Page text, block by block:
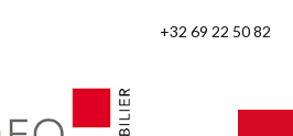
+32 69 22 50 82